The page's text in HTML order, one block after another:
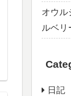
オウル
ルベリ
日記